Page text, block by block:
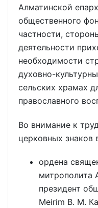
Алматинской
общественного
частности,
деятельности
необходимости
духовно-
сельских храмах
православного
Во внимание к
церковных знаков
ордена
митрополита
президент
Meirim В. М.